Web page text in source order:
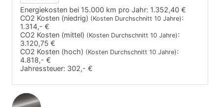
Energiekosten bei 15.000 km pro Jahr: 1.352,40 €
CO2 Kosten (niedrig) (Kosten Durchschnitt 10 Jahre):
1.314,- €
CO2 Kosten (mittel) (Kosten Durchschnitt 10 Jahre):
3.120,75 €
CO2 Kosten (hoch) (Kosten Durchschnitt 10 Jahre):
4.818,- €
Jahressteuer: 302,- €